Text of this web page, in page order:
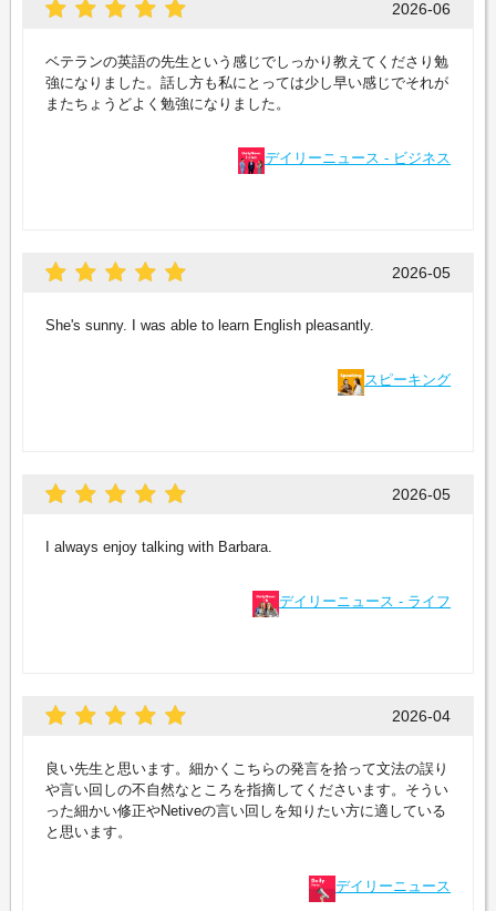
2026-06
ベテランの英語の先生という感じでしっかり教えてくださり勉
強になりました。話し方も私にとっては少し早い感じでそれが
またちょうどよく勉強になりました。
デイリーニュース - ビジネス
2026-05
She's sunny. I was able to learn English pleasantly.
スピーキング
2026-05
I always enjoy talking with Barbara.
デイリーニュース - ライフ
2026-04
良い先生と思います。細かくこちらの発言を拾って文法の誤り
や言い回しの不自然なところを指摘してくださいます。そうい
った細かい修正やNetiveの言い回しを知りたい方に適している
と思います。
デイリーニュース